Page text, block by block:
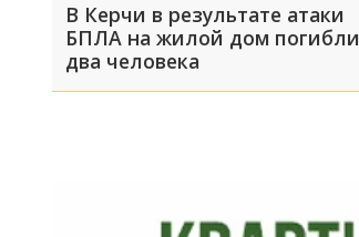
В Керчи в результате атаки
БПЛА на жилой дом погибли
два человека